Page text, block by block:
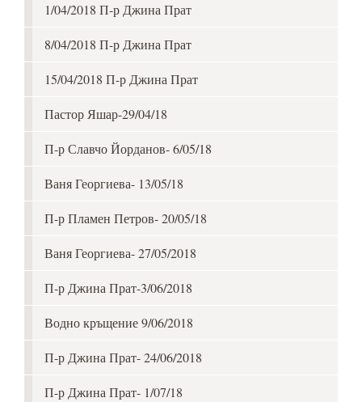
1/04/2018 П-р Джина Прат
8/04/2018 П-р Джина Прат
15/04/2018 П-р Джина Прат
Пастор Яшар-29/04/18
П-р Славчо Йорданов- 6/05/18
Ваня Георгиева- 13/05/18
П-р Пламен Петров- 20/05/18
Ваня Георгиева- 27/05/2018
П-р Джина Прат-3/06/2018
Водно кръщение 9/06/2018
П-р Джина Прат- 24/06/2018
П-р Джина Прат- 1/07/18